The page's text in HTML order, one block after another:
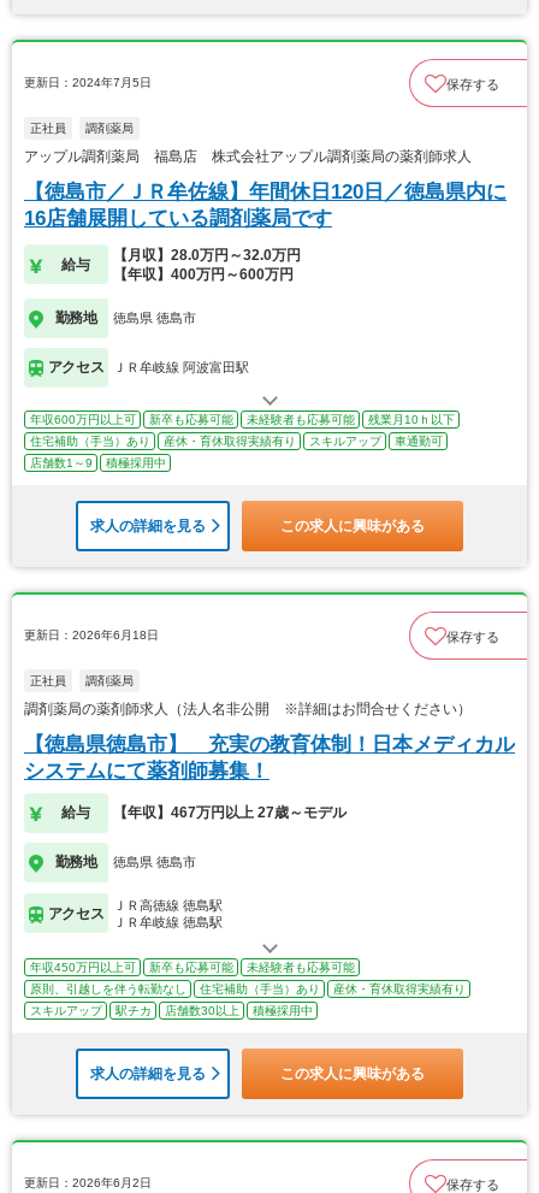
更新日：2024年7月5日 保存する
正社員 調剤薬局
アップル調剤薬局 福島店 株式会社アップル調剤薬局の薬剤師求人
【徳島市／ＪＲ牟佐線】年間休日120日／徳島県内に
16店舗展開している調剤薬局です
給与
【月収】28.0万円～32.0万円
【年収】400万円～600万円
勤務地 徳島県 徳島市
アクセス ＪＲ牟岐線 阿波富田駅
年収600万円以上可 新卒も応募可能 未経験者も応募可能
残業月10ｈ以下
住宅補助（手当）あり
産休・育休取得実績有り スキルアップ
車通勤可
店舗数1～9
積極採用中
求人の詳細を見る この求人に興味がある
更新日：2026年6月18日 保存する
正社員 調剤薬局
調剤薬局の薬剤師求人（法人名非公開 ※詳細はお問合せください）
【徳島県徳島市】 充実の教育体制！日本メディカル
システムにて薬剤師募集！
給与 【年収】467万円以上 27歳～モデル
勤務地 徳島県 徳島市
アクセス
ＪＲ高徳線 徳島駅
ＪＲ牟岐線 徳島駅
年収450万円以上可 新卒も応募可能
未経験者も応募可能
原則、引越しを伴う転勤なし
住宅補助（手当）あり
産休・育休取得実績有り
スキルアップ
駅チカ 店舗数30以上 積極採用中
求人の詳細を見る この求人に興味がある
更新日：2026年6月2日 保存する